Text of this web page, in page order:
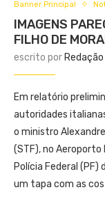
Banner Principal
IMAGENS
FILHO DE
escrito por Redação
Em relatório
autoridades
o ministro
(STF), no Aeroporto
Polícia Federal
um tapa com as